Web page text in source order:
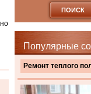
Популярные
Ремонт теплого